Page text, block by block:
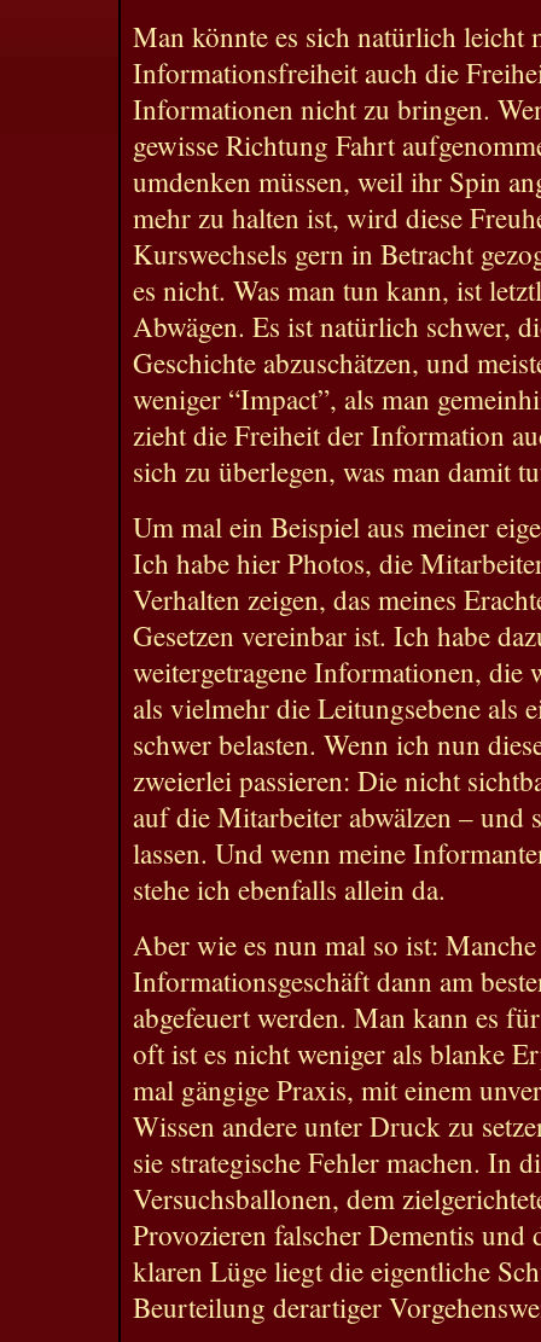
Man könnte es sich natürlich leicht
Informationsfreiheit auch die
Informationen nicht zu bringen.
gewisse Richtung Fahrt
umdenken müssen, weil ihr Spin
mehr zu halten ist, wird diese
Kurswechsels gern in Betracht
es nicht. Was man tun kann, ist
Abwägen. Es ist natürlich schwer,
Geschichte abzuschätzen, und
weniger “Impact”, als man
zieht die Freiheit der Information
sich zu überlegen, was man damit
Um mal ein Beispiel aus meiner
Ich habe hier Photos, die
Verhalten zeigen, das meines
Gesetzen vereinbar ist. Ich habe
weitergetragene Informationen, die
als vielmehr die Leitungsebene als
schwer belasten. Wenn ich nun
zweierlei passieren: Die nicht
auf die Mitarbeiter abwälzen – und
lassen. Und wenn meine
stehe ich ebenfalls allein da.
Aber wie es nun mal so ist:
Informationsgeschäft dann am
abgefeuert werden. Man kann es
oft ist es nicht weniger als blanke
mal gängige Praxis, mit einem
Wissen andere unter Druck zu
sie strategische Fehler machen. In
Versuchsballonen, dem
Provozieren falscher Dementis und
klaren Lüge liegt die eigentliche
Beurteilung derartiger